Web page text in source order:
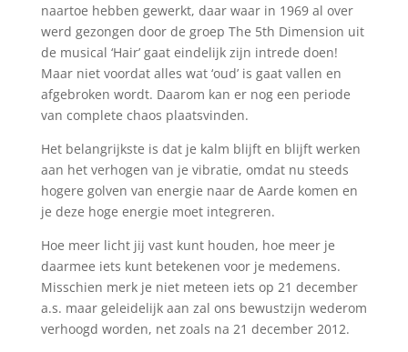
naartoe hebben gewerkt, daar waar in 1969 al over
werd gezongen door de groep The 5th Dimension uit
de musical ‘Hair’ gaat eindelijk zijn intrede doen!
Maar niet voordat alles wat ‘oud’ is gaat vallen en
afgebroken wordt. Daarom kan er nog een periode
van complete chaos plaatsvinden.
Het belangrijkste is dat je kalm blijft en blijft werken
aan het verhogen van je vibratie, omdat nu steeds
hogere golven van energie naar de Aarde komen en
je deze hoge energie moet integreren.
Hoe meer licht jij vast kunt houden, hoe meer je
daarmee iets kunt betekenen voor je medemens.
Misschien merk je niet meteen iets op 21 december
a.s. maar geleidelijk aan zal ons bewustzijn wederom
verhoogd worden, net zoals na 21 december 2012.